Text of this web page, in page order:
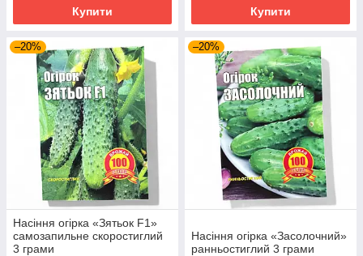
Купити Купити
–20%
Насіння огірка «Зятьок F1»
самозапильне скоростиглий
3 грами
–20%
Насіння огірка «Засолочний»
ранньостиглий 3 грами